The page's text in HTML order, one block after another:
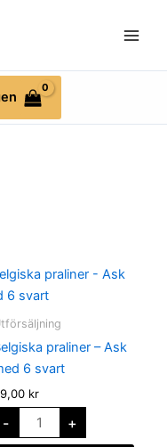
praliner – Ask
6 svart
kr
-
Belgiska
praliner
-
Ask
med
6
svart
mängd
+